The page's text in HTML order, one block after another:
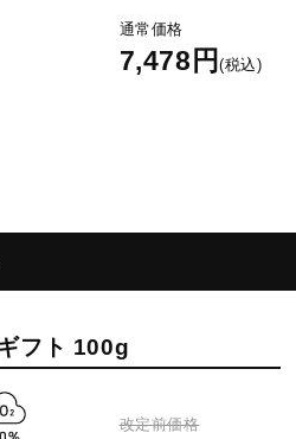
通常価格
7,478円(税込)
フト 100g
改定前価格